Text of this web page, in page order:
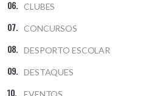
CLUBES
CONCURSOS
DESPORTO ESCOLAR
DESTAQUES
EVENTOS